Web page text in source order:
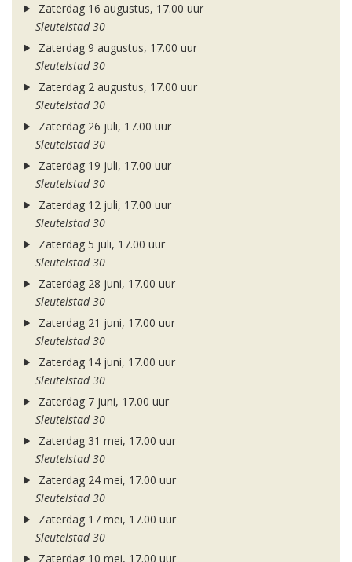
Zaterdag 16 augustus, 17.00 uur
Sleutelstad 30
Zaterdag 9 augustus, 17.00 uur
Sleutelstad 30
Zaterdag 2 augustus, 17.00 uur
Sleutelstad 30
Zaterdag 26 juli, 17.00 uur
Sleutelstad 30
Zaterdag 19 juli, 17.00 uur
Sleutelstad 30
Zaterdag 12 juli, 17.00 uur
Sleutelstad 30
Zaterdag 5 juli, 17.00 uur
Sleutelstad 30
Zaterdag 28 juni, 17.00 uur
Sleutelstad 30
Zaterdag 21 juni, 17.00 uur
Sleutelstad 30
Zaterdag 14 juni, 17.00 uur
Sleutelstad 30
Zaterdag 7 juni, 17.00 uur
Sleutelstad 30
Zaterdag 31 mei, 17.00 uur
Sleutelstad 30
Zaterdag 24 mei, 17.00 uur
Sleutelstad 30
Zaterdag 17 mei, 17.00 uur
Sleutelstad 30
Zaterdag 10 mei, 17.00 uur